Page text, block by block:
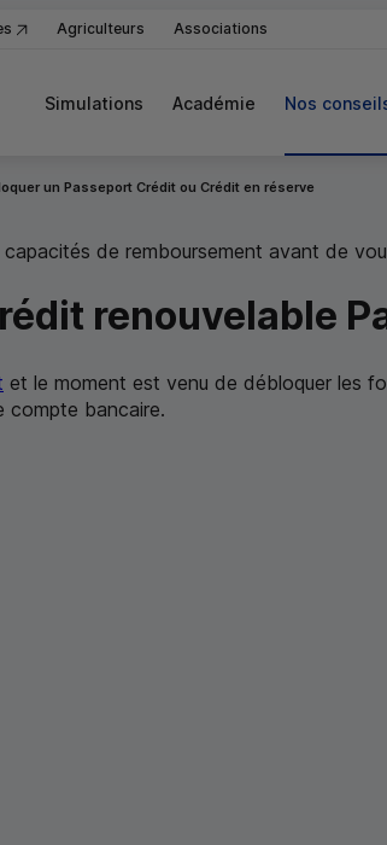
Agriculteurs Associations
Simulations Académie Nos
un Passeport Crédit ou Crédit en réserve
de remboursement avant de
renouvelable
et le moment est venu de débloquer les
compte bancaire.